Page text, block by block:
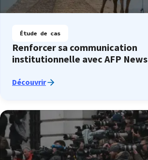
Étude de cas
Renforcer sa communication
institutionnelle avec AFP News
Découvrir